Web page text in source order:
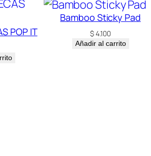
POP IT
Bamboo Sticky Pad
$4.100
Añadir al carrito